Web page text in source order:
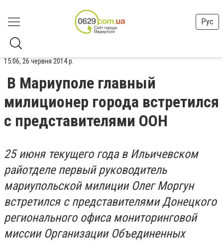
Рус
15:06, 26 червня 2014 р.
В Мариуполе главный
милиционер города встретился
с представителями ООН
25 июня текущего года в Ильичевском
райотделе первый руководитель
мариупольской милиции Олег Моргун
встретился с представителями Донецкого
регионального офиса мониторинговой
миссии Организации Объединенных